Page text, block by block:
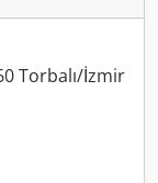
Torbalı/İzmir